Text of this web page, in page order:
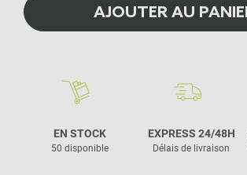
AJOUTER AU
EN STOCK
50 disponible
EXPRESS 24/48H
Délais de livraison